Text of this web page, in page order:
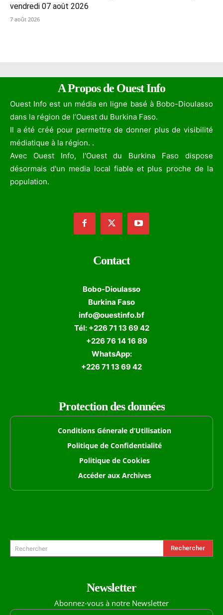
vendredi 07 août 2026
7 août 2026
A Propos de Ouest Info
Ouest Info est un média en ligne basé à Bobo-Dioulasso
dans la région de l’Ouest du Burkina Faso.
Il a été créé pour permettre de donner plus de visibilité
médiatique à la région. .
Avec Ouest Info, l'Ouest du Burkina Faso dispose
désormais d'un media local fiable et plus proche de la
population.
Contact
Bobo-Dioulasso
Burkina Faso
info@ouestinfo.bf
Tél: +226 71 13 69 42
+226 76 14 16 89
WhatsApp:
+226 71 13 69 42
Protection des données
Conditions Génerale d’Utilisation
Politique de Confidentialité
Politique de Cookies
Accéder aux Archives
Rechercher Rechercher
Newsletter
Abonnez-vous à notre Newsletter